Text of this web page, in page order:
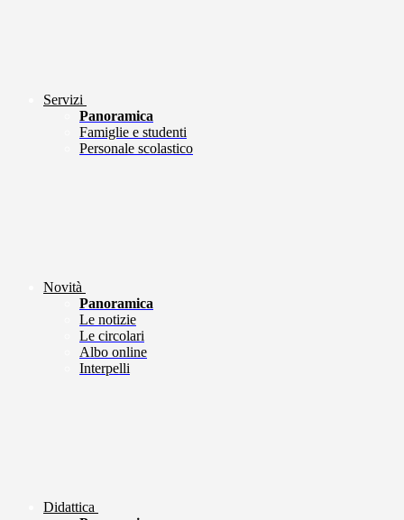
Servizi
Panoramica
Famiglie e studenti
Personale scolastico
Novità
Panoramica
Le notizie
Le circolari
Albo online
Interpelli
Didattica